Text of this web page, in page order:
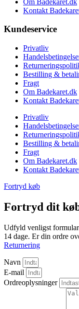
Kontakt
Kundeservice
Privatliv
Bestilling &
Fragt
Om Badekaret.dk
Kontakt
Privatliv
Bestilling &
Fragt
Om Badekaret.dk
Kontakt
Fortryd køb
Fortryd dit
Udfyld venligst
14 dage. Er din ordre
Returnering
Navn
E-mail
Ordreoplysninger